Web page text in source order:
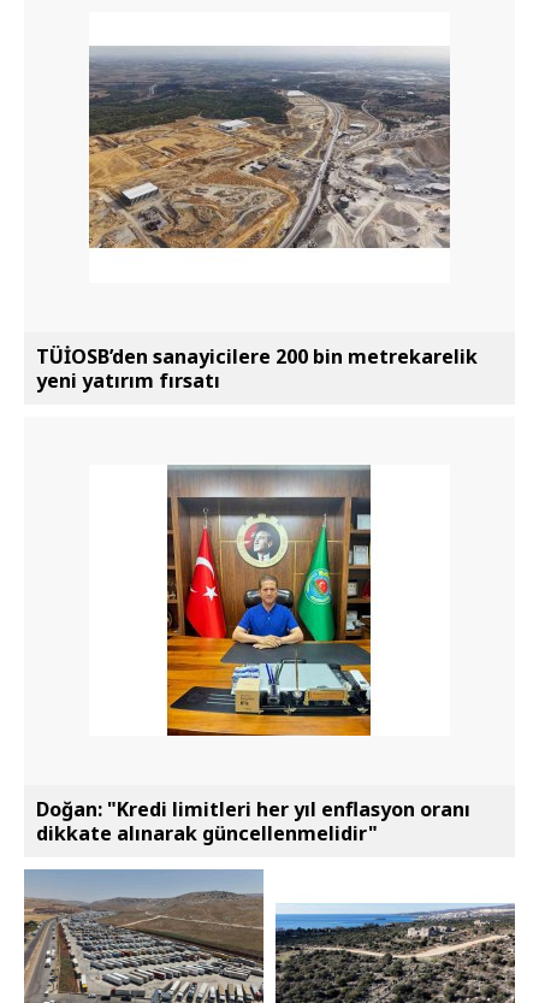
TÜİOSB’den sanayicilere 200 bin metrekarelik
yeni yatırım fırsatı
Doğan: "Kredi limitleri her yıl enflasyon oranı
dikkate alınarak güncellenmelidir"